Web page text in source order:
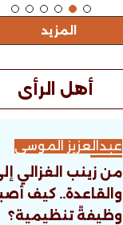
المزيد
أهل الرأى
عبدالعزيز الموسى
من زينب الغزالي
والقاعدة.. كيف
وظيفةً تنظيمية؟